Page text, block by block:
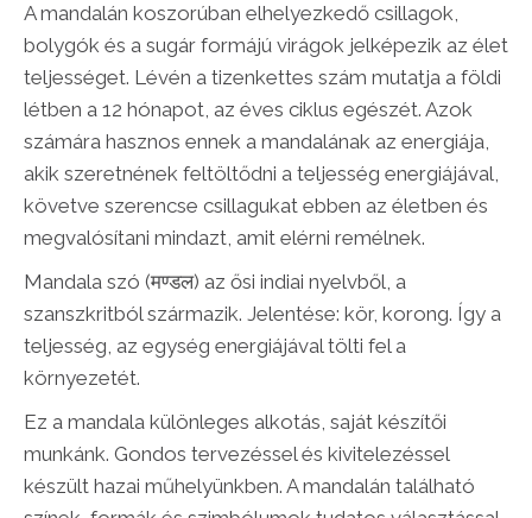
A mandalán koszorúban elhelyezkedő csillagok,
bolygók és a sugár formájú virágok jelképezik az élet
teljességet. Lévén a tizenkettes szám mutatja a földi
létben a 12 hónapot, az éves ciklus egészét. Azok
számára hasznos ennek a mandalának az energiája,
akik szeretnének feltöltődni a teljesség energiájával,
követve szerencse csillagukat ebben az életben és
megvalósítani mindazt, amit elérni remélnek.
Mandala szó (मण्डल) az ősi indiai nyelvből, a
szanszkritból származik. Jelentése: kör, korong. Így a
teljesség, az egység energiájával tölti fel a
környezetét.
Ez a mandala különleges alkotás, saját készítői
munkánk. Gondos tervezéssel és kivitelezéssel
készült hazai műhelyünkben. A mandalán található